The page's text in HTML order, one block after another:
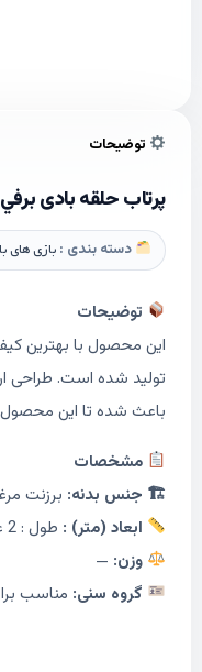
توضیحات
پرتاب حلقه بادی
دسته بندی : بازی های
توضیحات
این محصول با بهترین
تولید شده است. طراحی
باعث شده تا این
مشخصات
🏗 جنس بدنه: برزنت
ابعاد (متر) : طول : 2 عرض : 1 ارتفاع: 1.5
وزن: —
گروه سنی: مناسب